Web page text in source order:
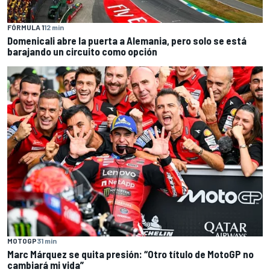
FÓRMULA 112 min
Domenicali abre la puerta a Alemania, pero solo se está
barajando un circuito como opción
MOTOGP31 min
Marc Márquez se quita presión: “Otro título de MotoGP no
cambiará mi vida”